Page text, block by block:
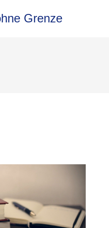
Grenze